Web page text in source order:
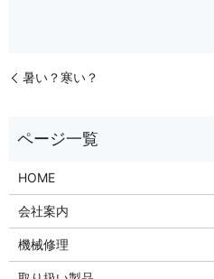
暑い？寒い？
HOME
会社案内
機械修理